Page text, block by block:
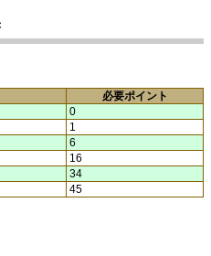
必要ポイント
0
1
6
16
34
45